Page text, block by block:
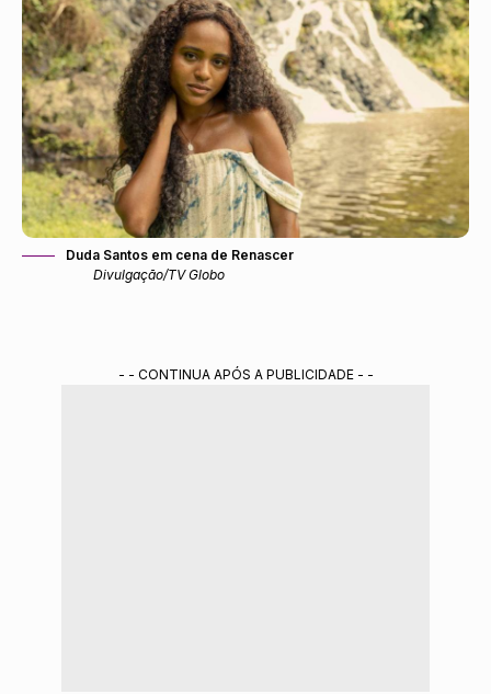
Duda Santos em cena de Renascer
Divulgação/TV Globo
- - CONTINUA APÓS A PUBLICIDADE - -